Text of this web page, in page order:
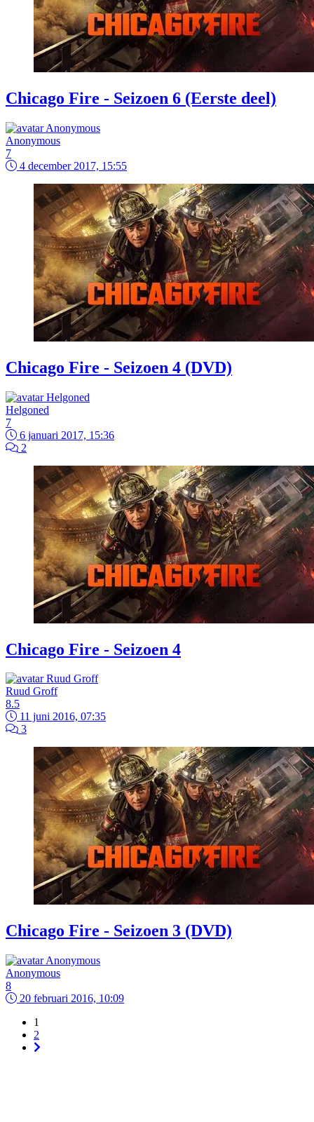
Chicago Fire - Seizoen 6 (Eerste deel)
Anonymous
7
4 december 2017, 15:55
Chicago Fire - Seizoen 4 (DVD)
Helgoned
7
6 januari 2017, 15:36
2
Chicago Fire - Seizoen 4
Ruud Groff
8.5
11 juni 2016, 07:35
3
Chicago Fire - Seizoen 3 (DVD)
Anonymous
8
20 februari 2016, 10:09
1
2